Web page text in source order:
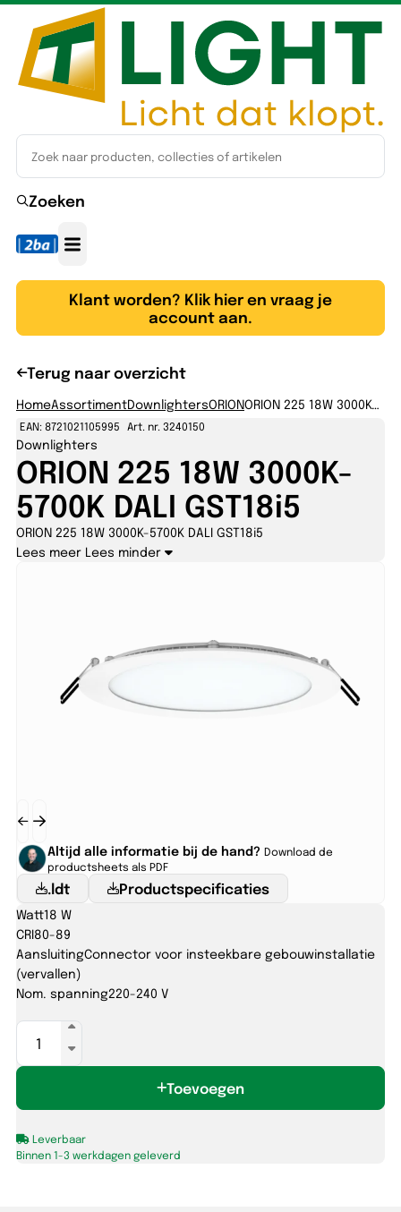
Zoeken
Klant worden? Klik hier en vraag je
account aan.
Terug naar overzicht
HomeAssortimentDownlightersORIONORION 225 18W 3000K-5700K DALI GST18i5
EAN: 8721021105995 Art. nr. 3240150
Downlighters
ORION 225 18W 3000K-
5700K DALI GST18i5
ORION 225 18W 3000K-5700K DALI GST18i5
Lees meer Lees minder
Altijd alle informatie bij de hand? Download de
productsheets als PDF
.ldt Productspecificaties
Watt18 W
CRI80-89
AansluitingConnector voor insteekbare gebouwinstallatie
(vervallen)
Nom. spanning220-240 V
ORION
18W
5700K
GST18i5
Toevoegen
Leverbaar
Binnen 1-3 werkdagen geleverd